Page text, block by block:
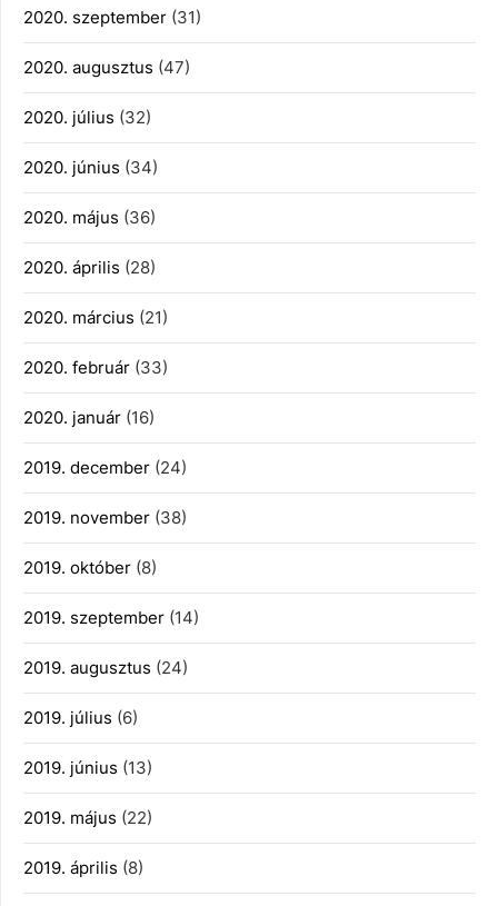
2020. szeptember (31)
2020. augusztus (47)
2020. július (32)
2020. június (34)
2020. május (36)
2020. április (28)
2020. március (21)
2020. február (33)
2020. január (16)
2019. december (24)
2019. november (38)
2019. október (8)
2019. szeptember (14)
2019. augusztus (24)
2019. július (6)
2019. június (13)
2019. május (22)
2019. április (8)